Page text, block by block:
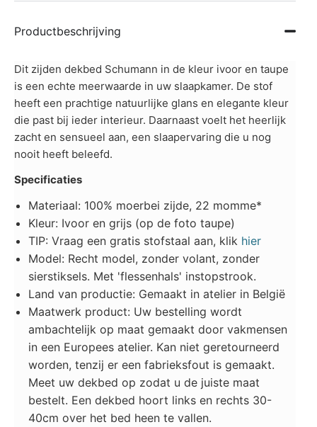
Productbeschrijving
Dit zijden dekbed Schumann in de kleur ivoor en taupe
is een echte meerwaarde in uw slaapkamer. De stof
heeft een prachtige natuurlijke glans en elegante kleur
die past bij ieder interieur. Daarnaast voelt het heerlijk
zacht en sensueel aan, een slaapervaring die u nog
nooit heeft beleefd.
Specificaties
Materiaal: 100% moerbei zijde, 22 momme*
Kleur: Ivoor en grijs (op de foto taupe)
TIP: Vraag een gratis stofstaal aan, klik hier
Model: Recht model, zonder volant, zonder
sierstiksels. Met 'flessenhals' instopstrook.
Land van productie: Gemaakt in atelier in België
Maatwerk product: Uw bestelling wordt
ambachtelijk op maat gemaakt door vakmensen
in een Europees atelier. Kan niet geretourneerd
worden, tenzij er een fabrieksfout is gemaakt.
Meet uw dekbed op zodat u de juiste maat
bestelt. Een dekbed hoort links en rechts 30-
40cm over het bed heen te vallen.